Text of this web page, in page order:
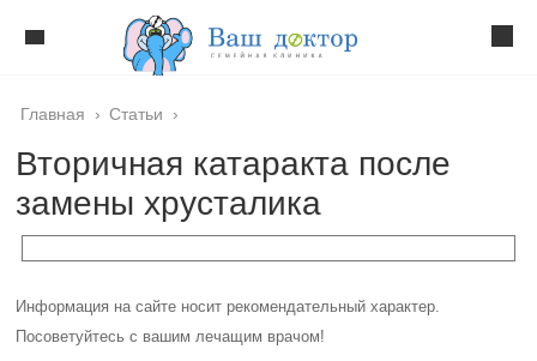
Главная › Статьи ›
Вторичная катаракта после
замены хрусталика
Информация на сайте носит рекомендательный характер.
Посоветуйтесь с вашим лечащим врачом!